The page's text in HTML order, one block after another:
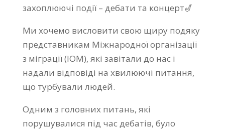
захоплюючі події – дебати та концерт🎷
Ми хочемо висловити свою щиру подяку
представникам Міжнародної організації
з міграції (IOM), які завітали до нас і
надали відповіді на хвилюючі питання,
що турбували людей.
Одним з головних питань, які
порушувалися під час дебатів, було